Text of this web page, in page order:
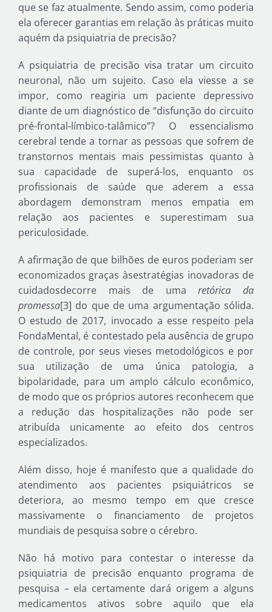
que se faz atualmente. Sendo assim, como poderia
ela oferecer garantias em relação às práticas muito
aquém da psiquiatria de precisão?
A psiquiatria de precisão visa tratar um circuito
neuronal, não um sujeito. Caso ela viesse a se
impor, como reagiria um paciente depressivo
diante de um diagnóstico de “disfunção do circuito
pré-frontal-límbico-talâmico”? O essencialismo
cerebral tende a tornar as pessoas que sofrem de
transtornos mentais mais pessimistas quanto à
sua capacidade de superá-los, enquanto os
profissionais de saúde que aderem a essa
abordagem demonstram menos empatia em
relação aos pacientes e superestimam sua
periculosidade.
A afirmação de que bilhões de euros poderiam ser
economizados graças àsestratégias inovadoras de
cuidadosdecorre mais de umaretórica da
promessa[3] do que de uma argumentação sólida.
O estudo de 2017, invocado a esse respeito pela
FondaMental, é contestado pela ausência de grupo
de controle, por seus vieses metodológicos e por
sua utilização de uma única patologia, a
bipolaridade, para um amplo cálculo econômico,
de modo que os próprios autores reconhecem que
a redução das hospitalizações não pode ser
atribuída unicamente ao efeito dos centros
especializados.
Além disso, hoje é manifesto que a qualidade do
atendimento aos pacientes psiquiátricos se
deteriora, ao mesmo tempo em que cresce
massivamente o financiamento de projetos
mundiais de pesquisa sobre o cérebro.
Não há motivo para contestar o interesse da
psiquiatria de precisão enquanto programa de
pesquisa – ela certamente dará origem a alguns
medicamentos ativos sobre aquilo que ela